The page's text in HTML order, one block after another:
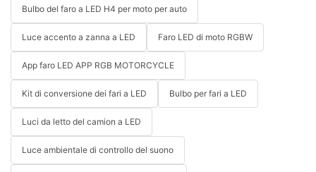
Bulbo del faro a LED H4 per moto per auto
Luce accento a zanna a LED Faro LED di moto RGBW
App faro LED APP RGB MOTORCYCLE
Kit di conversione dei fari a LED Bulbo per fari a LED
Luci da letto del camion a LED
Luce ambientale di controllo del suono